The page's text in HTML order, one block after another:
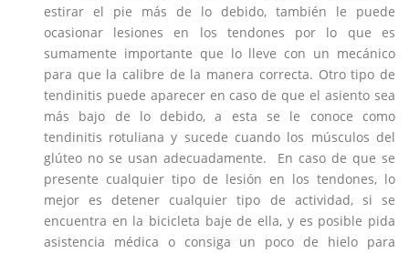
estirar el pie más de lo debido, también le puede
ocasionar lesiones en los tendones por lo que es
sumamente importante que lo lleve con un mecánico
para que la calibre de la manera correcta. Otro tipo de
tendinitis puede aparecer en caso de que el asiento sea
más bajo de lo debido, a esta se le conoce como
tendinitis rotuliana y sucede cuando los músculos del
glúteo no se usan adecuadamente. En caso de que se
presente cualquier tipo de lesión en los tendones, lo
mejor es detener cualquier tipo de actividad, si se
encuentra en la bicicleta baje de ella, y es posible pida
asistencia médica o consiga un poco de hielo para